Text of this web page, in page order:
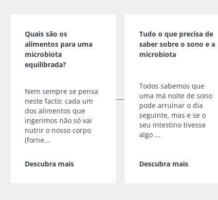
Quais são os
alimentos para uma
microbiota
equilibrada?
Nem sempre se pensa
neste facto: cada um
dos alimentos que
ingerimos não só vai
nutrir o nosso corpo
(forne...
Descubra mais
Tudo o que precisa de
saber sobre o sono e a
microbiota
Todos sabemos que
uma má noite de sono
pode arruinar o dia
seguinte, mas e se o
seu intestino tivesse
algo ...
Descubra mais